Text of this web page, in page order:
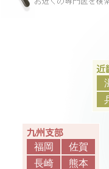
福岡
佐賀
長崎
熊本